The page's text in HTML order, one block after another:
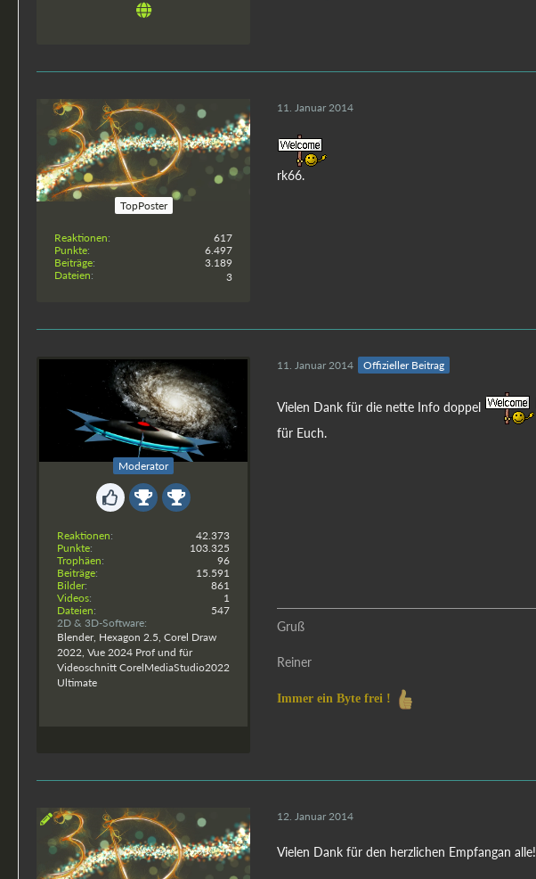
rk66
TopPoster
Reaktionen
617
Punkte
6.497
Beiträge
3.189
Dateien
3
11. Januar 2014
rk66.
rjordan
Moderator
Reaktionen
42.373
Punkte
103.325
Trophäen
96
Beiträge
15.591
Bilder
861
Videos
1
Dateien
547
2D & 3D-Software
Blender, Hexagon 2.5, Corel Draw
2022, Vue 2024 Prof und für
Videoschnitt CorelMediaStudio2022
Ultimate
11. Januar 2014 Offizieller Beitrag
Vielen Dank für die nette Info doppel
für Euch.
Gruß
Reiner
Immer ein Byte frei !
12. Januar 2014
Vielen Dank für den herzlichen Empfangan alle!